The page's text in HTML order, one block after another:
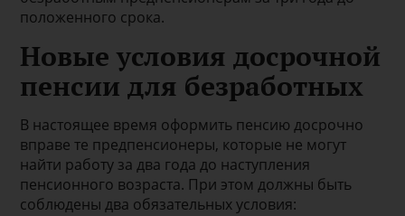
положенного срока.
Новые условия досрочной
пенсии для безработных
В настоящее время оформить пенсию досрочно
вправе те предпенсионеры, которые не могут
найти работу за два года до наступления
пенсионного возраста. При этом должны быть
соблюдены два обязательных условия: